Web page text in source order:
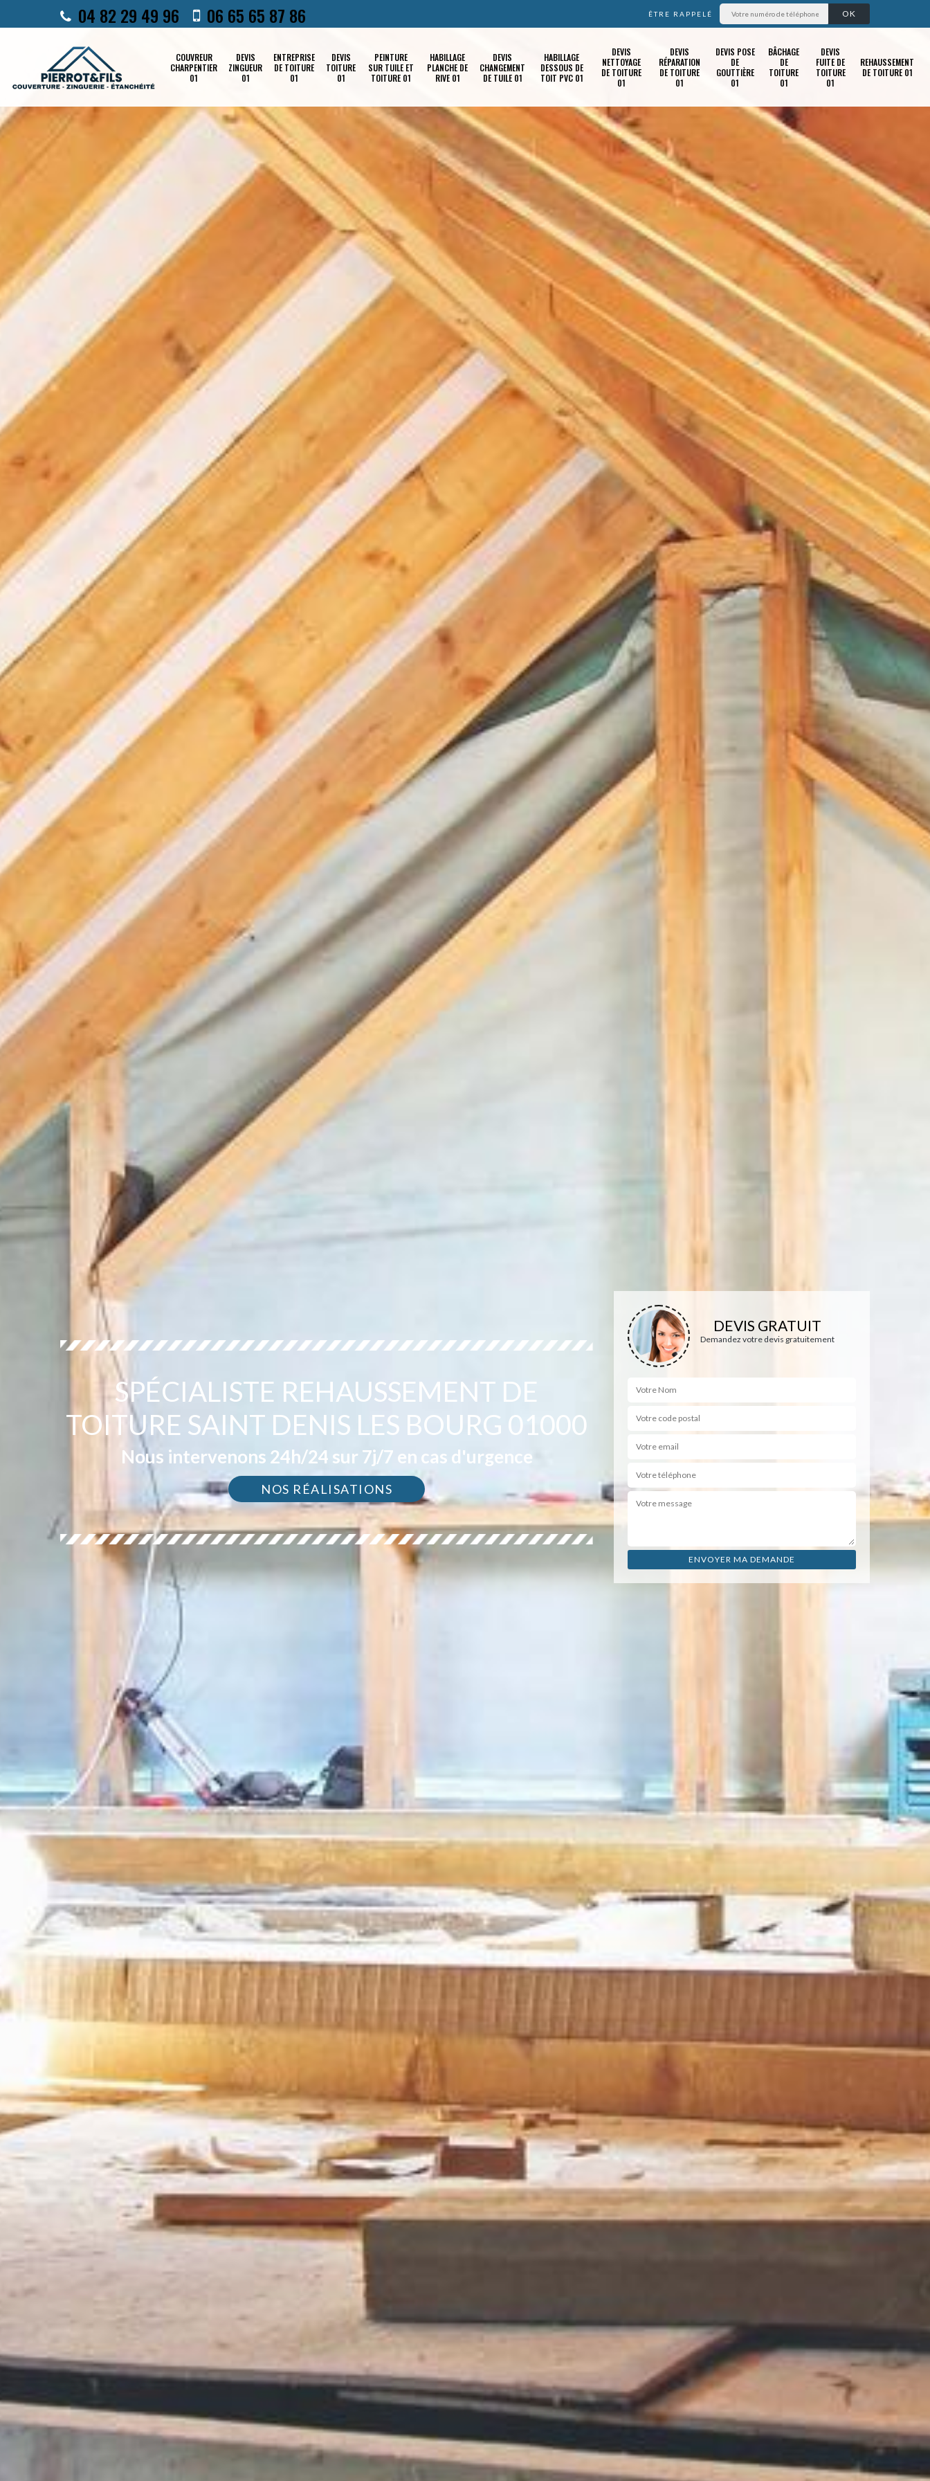
04 82 29 49 96 06 65 65 87 86 ÊTRE RAPPELÉ
COUVREUR
CHARPENTIER
01
DEVIS
ZINGUEUR
01
ENTREPRISE
DE TOITURE
01
DEVIS
TOITURE
01
PEINTURE
SUR TUILE ET
TOITURE 01
HABILLAGE
PLANCHE DE
RIVE 01
DEVIS
CHANGEMENT
DE TUILE 01
HABILLAGE
DESSOUS DE
TOIT PVC 01
DEVIS
NETTOYAGE
DE TOITURE
01
DEVIS
RÉPARATION
DE TOITURE
01
DEVIS POSE
DE
GOUTTIÈRE
01
BÂCHAGE
DE
TOITURE
01
DEVIS
FUITE DE
TOITURE
01
REHAUSSEMENT
DE TOITURE 01
SPÉCIALISTE REHAUSSEMENT DE
TOITURE SAINT DENIS LES BOURG 01000
Nous intervenons 24h/24 sur 7j/7 en cas d'urgence
NOS RÉALISATIONS
DEVIS GRATUIT
Demandez votre devis gratuitement